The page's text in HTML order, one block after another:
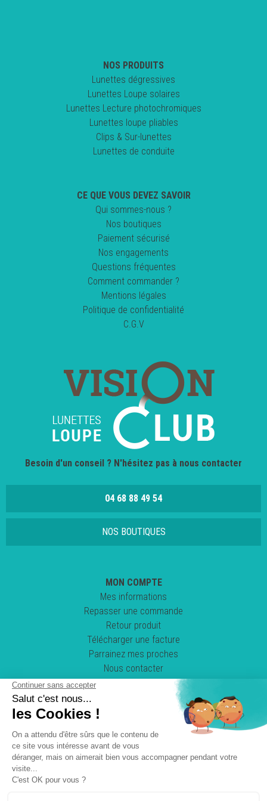
NOS PRODUITS
Lunettes dégressives
Lunettes Loupe solaires
Lunettes Lecture photochromiques
Lunettes loupe pliables
Clips & Sur-lunettes
Lunettes de conduite
CE QUE VOUS DEVEZ SAVOIR
Qui sommes-nous ?
Nos boutiques
Paiement sécurisé
Nos engagements
Questions fréquentes
Comment commander ?
Mentions légales
Politique de confidentialité
C.G.V
Besoin d'un conseil ? N'hésitez pas à nous contacter
04 68 88 49 54
NOS BOUTIQUES
MON COMPTE
Mes informations
Repasser une commande
Retour produit
Télécharger une facture
Parrainez mes proches
Nous contacter